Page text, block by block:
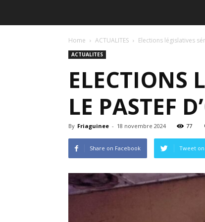
Home ACTUALITES Elections législatives
ACTUALITES
ELECTIONS
LE PASTEF
By Friaguinee - 18 novembre 2024 77
Share on Facebook Tweet